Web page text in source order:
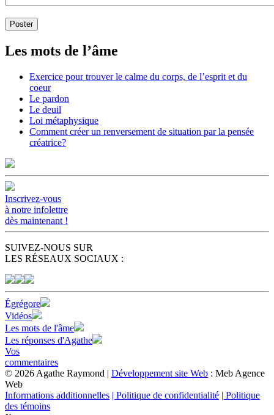
Les mots de l’âme
Exercice pour trouver le calme du corps, de l’esprit et du
coeur
Le pardon
Le deuil
Loi métaphysique
Comment créer un renversement de situation par la pensée
créatrice?
Inscrivez-vous
à notre infolettre
dès maintenant !
SUIVEZ-NOUS SUR
LES RÉSEAUX SOCIAUX :
Égrégore
Vidéos
Les mots de l'âme
Les réponses d'Agathe
Vos
commentaires
© 2026 Agathe Raymond | Développement site Web : Meb Agence
Web
Informations additionnelles | Politique de confidentialité | Politique
des témoins